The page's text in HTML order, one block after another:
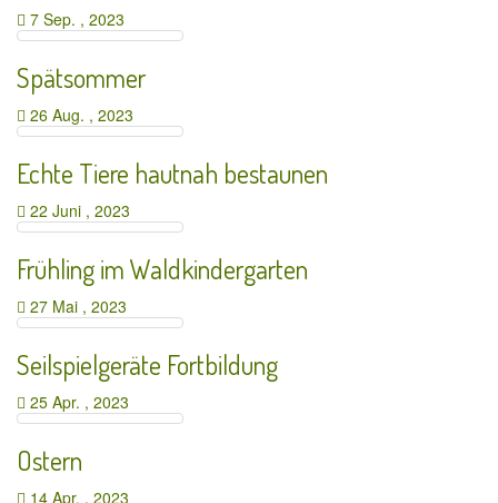
7 Sep. , 2023
Spätsommer
26 Aug. , 2023
Echte Tiere hautnah bestaunen
22 Juni , 2023
Frühling im Waldkindergarten
27 Mai , 2023
Seilspielgeräte Fortbildung
25 Apr. , 2023
Ostern
14 Apr. , 2023